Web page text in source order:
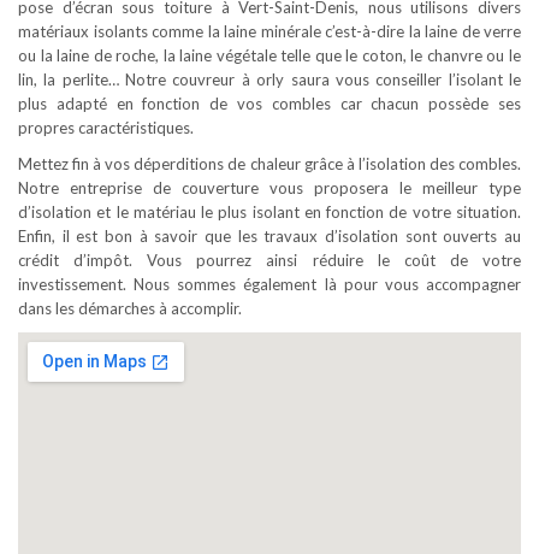
pose d’écran sous toiture à Vert-Saint-Denis, nous utilisons divers
matériaux isolants comme la laine minérale c’est-à-dire la laine de verre
ou la laine de roche, la laine végétale telle que le coton, le chanvre ou le
lin, la perlite… Notre couvreur à orly saura vous conseiller l’isolant le
plus adapté en fonction de vos combles car chacun possède ses
propres caractéristiques.
Mettez fin à vos déperditions de chaleur grâce à l’isolation des combles.
Notre entreprise de couverture vous proposera le meilleur type
d’isolation et le matériau le plus isolant en fonction de votre situation.
Enfin, il est bon à savoir que les travaux d’isolation sont ouverts au
crédit d’impôt. Vous pourrez ainsi réduire le coût de votre
investissement. Nous sommes également là pour vous accompagner
dans les démarches à accomplir.